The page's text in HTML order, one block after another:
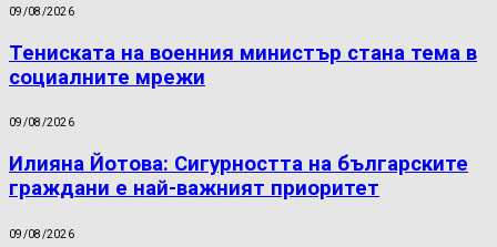
09/08/2026
Тениската на военния министър стана тема в
социалните мрежи
09/08/2026
Илияна Йотова: Сигурността на българските
граждани е най-важният приоритет
09/08/2026